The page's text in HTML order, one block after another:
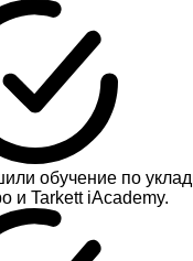
обучение по
и Tarkett iAcademy.